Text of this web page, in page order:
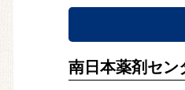
南日本薬剤セン